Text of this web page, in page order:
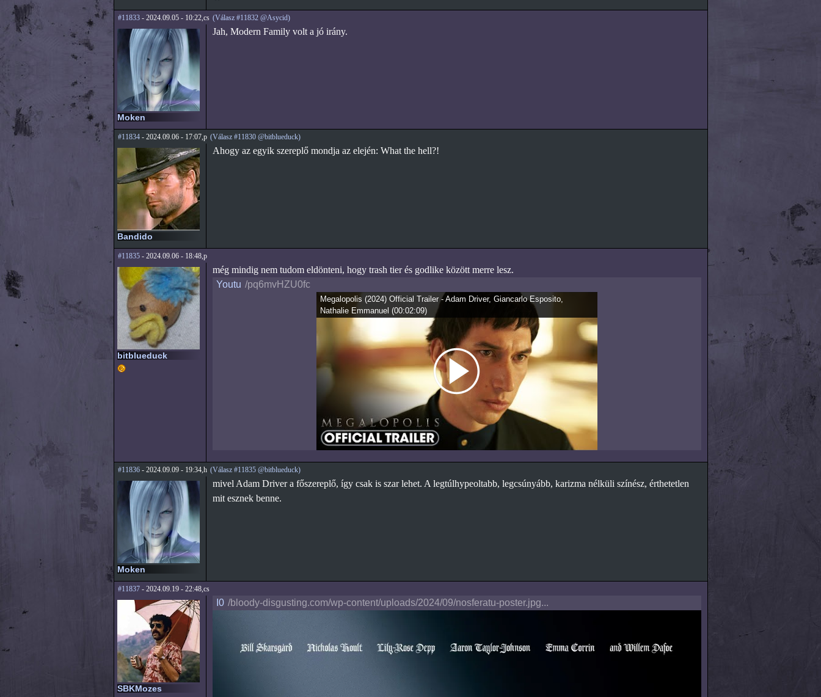
#11833- 2024.09.05 - 10:22,cs (Válasz #11832 @Asycid)
Moken
Jah, Modern Family volt a jó irány.
#11834- 2024.09.06 - 17:07,p (Válasz #11830 @bitblueduck)
Bandido
Ahogy az egyik szereplő mondja az elején: What the hell?!
#11835- 2024.09.06 - 18:48,p
bitblueduck
még mindig nem tudom eldönteni, hogy trash tier és godlike között merre lesz.
Youtu /pq6mvHZU0fc
Megalopolis (2024) Official Trailer - Adam Driver, Giancarlo Esposito,
Nathalie Emmanuel (00:02:09)
#11836- 2024.09.09 - 19:34,h (Válasz #11835 @bitblueduck)
Moken
mivel Adam Driver a főszereplő, így csak is szar lehet. A legtúlhypeoltabb, legcsúnyább, karizma nélküli színész, érthetetlen
mit esznek benne.
#11837- 2024.09.19 - 22:48,cs
SBKMozes
I0 /bloody-disgusting.com/wp-content/uploads/2024/09/nosferatu-poster.jpg...